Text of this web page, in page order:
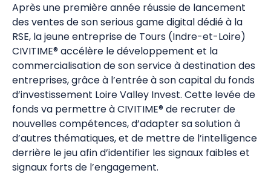
Après une première année réussie de lancement
des ventes de son serious game digital dédié à la
RSE, la jeune entreprise de Tours (Indre-et-Loire)
CIVITIME® accélère le développement et la
commercialisation de son service à destination des
entreprises, grâce à l’entrée à son capital du fonds
d’investissement Loire Valley Invest. Cette levée de
fonds va permettre à CIVITIME® de recruter de
nouvelles compétences, d’adapter sa solution à
d’autres thématiques, et de mettre de l’intelligence
derrière le jeu afin d’identifier les signaux faibles et
signaux forts de l’engagement.